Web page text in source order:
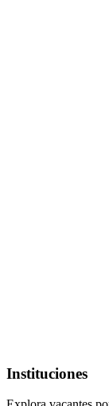
Instituciones